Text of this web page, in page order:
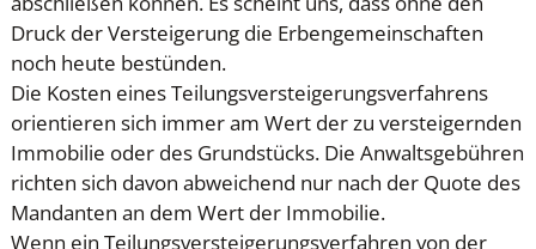
Druck der Versteigerung die Erbengemeinschaften
noch heute bestünden.
Die Kosten eines Teilungsversteigerungsverfahrens
orientieren sich immer am Wert der zu versteigernden
Immobilie oder des Grundstücks. Die Anwaltsgebühren
richten sich davon abweichend nur nach der Quote des
Mandanten an dem Wert der Immobilie.
Wenn ein Teilungsversteigerungsverfahren von der